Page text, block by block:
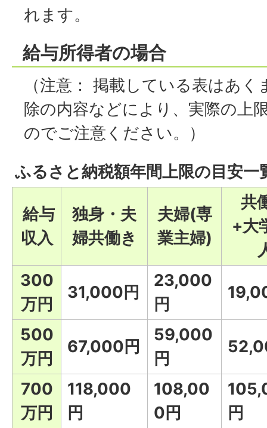
れます。
給与所得者の場合
（注意： 掲載している表はあ
除の内容などにより、実際の上
のでご注意ください。）
ふるさと納税額年間上限の目安一
給与
収入
独身・夫
婦共働き
夫婦(専
業主婦)
共
+大
300
万円
31,000円
23,000
円
500
万円
67,000円
59,000
円
700
万円
118,000
円
108,00
0円
円